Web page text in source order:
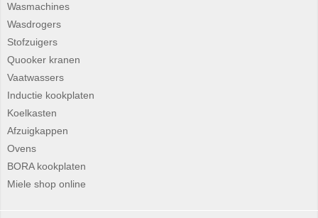
Wasmachines
Wasdrogers
Stofzuigers
Quooker kranen
Vaatwassers
Inductie kookplaten
Koelkasten
Afzuigkappen
Ovens
BORA kookplaten
Miele shop online